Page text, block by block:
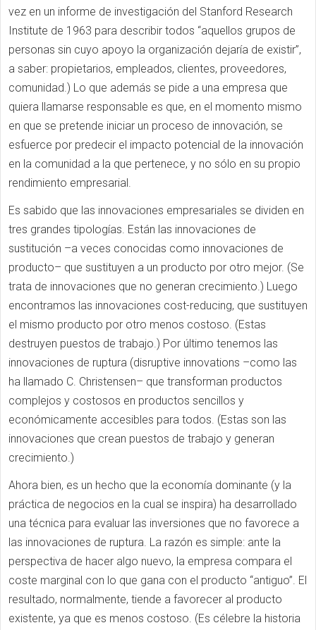
vez en un informe de investigación del Stanford Research
Institute de 1963 para describir todos “aquellos grupos de
personas sin cuyo apoyo la organización dejaría de existir”,
a saber: propietarios, empleados, clientes, proveedores,
comunidad.) Lo que además se pide a una empresa que
quiera llamarse responsable es que, en el momento mismo
en que se pretende iniciar un proceso de innovación, se
esfuerce por predecir el impacto potencial de la innovación
en la comunidad a la que pertenece, y no sólo en su propio
rendimiento empresarial.
Es sabido que las innovaciones empresariales se ​​dividen en
tres grandes tipologías. Están las innovaciones de
sustitución –a veces conocidas como innovaciones de
producto– que sustituyen a un producto por otro mejor. (Se
trata de innovaciones que no generan crecimiento.) Luego
encontramos las innovaciones cost-reducing, que sustituyen
el mismo producto por otro menos costoso. (Estas
destruyen puestos de trabajo.) Por último tenemos las
innovaciones de ruptura (disruptive innovations –como las
ha llamado C. Christensen– que transforman productos
complejos y costosos en productos sencillos y
económicamente accesibles para todos. (Estas son las
innovaciones que crean puestos de trabajo y generan
crecimiento.)
Ahora bien, es un hecho que la economía dominante (y la
práctica de negocios en la cual se inspira) ha desarrollado
una técnica para evaluar las inversiones que no favorece a
las innovaciones de ruptura. La razón es simple: ante la
perspectiva de hacer algo nuevo, la empresa compara el
coste marginal con lo que gana con el producto “antiguo”. El
resultado, normalmente, tiende a favorecer al producto
existente, ya que es menos costoso. (Es célebre la historia